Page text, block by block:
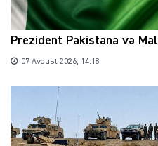
Prezident Pakistana və
07 Avqust 2026, 14:18